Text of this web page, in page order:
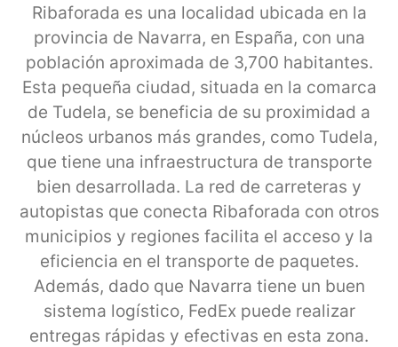
Ribaforada es una localidad ubicada en la
provincia de Navarra, en España, con una
población aproximada de 3,700 habitantes.
Esta pequeña ciudad, situada en la comarca
de Tudela, se beneficia de su proximidad a
núcleos urbanos más grandes, como Tudela,
que tiene una infraestructura de transporte
bien desarrollada. La red de carreteras y
autopistas que conecta Ribaforada con otros
municipios y regiones facilita el acceso y la
eficiencia en el transporte de paquetes.
Además, dado que Navarra tiene un buen
sistema logístico, FedEx puede realizar
entregas rápidas y efectivas en esta zona.